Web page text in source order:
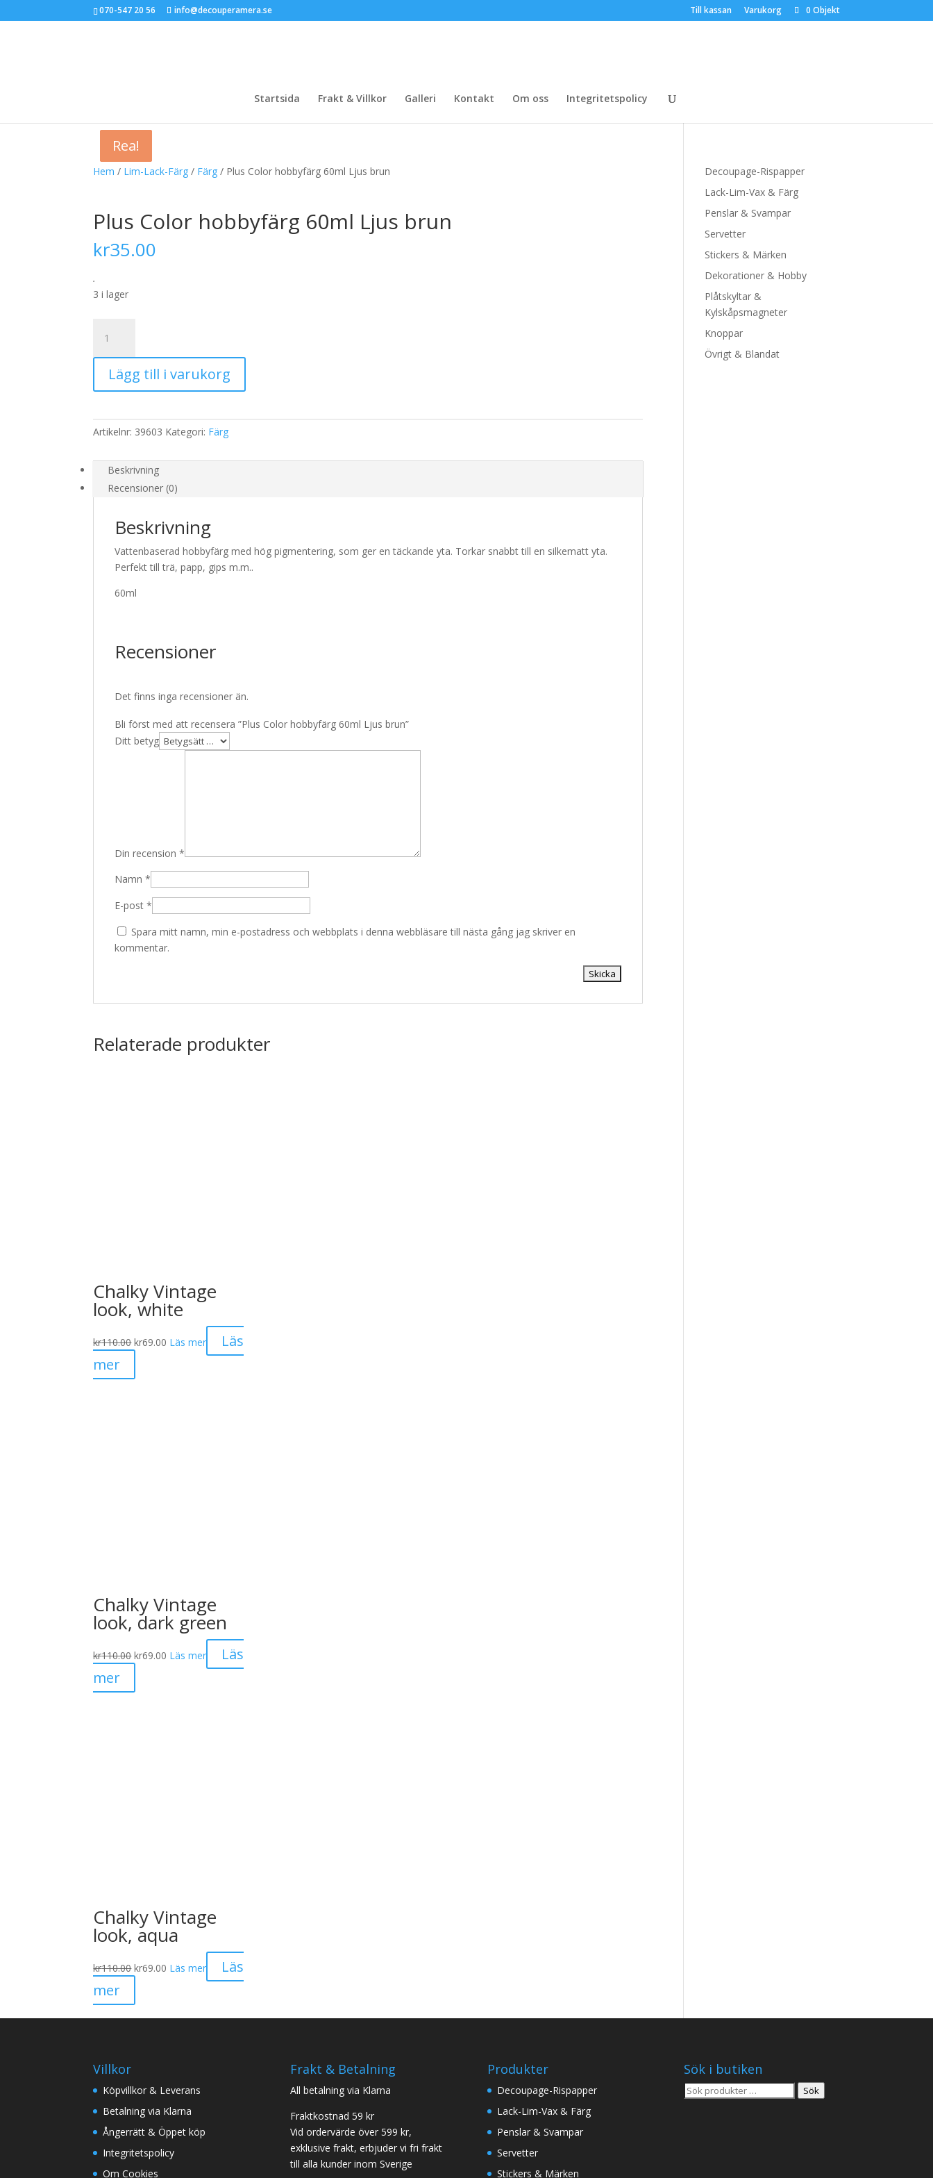
070-547 20 56 info@decouperamera.se Till kassan Varukorg 0 Objekt
Startsida Frakt & Villkor Galleri Kontakt Om oss Integritetspolicy
Hem / Lim-Lack-Färg / Färg / Plus Color hobbyfärg 60ml Ljus brun
Plus Color hobbyfärg 60ml Ljus brun
kr35.00
.
3 i lager
Color
hobbyfärg
60ml
Ljus
mängd
Lägg till i varukorg
Artikelnr: 39603 Kategori: Färg
Beskrivning
Recensioner (0)
Beskrivning
Vattenbaserad hobbyfärg med hög pigmentering, som ger en täckande yta. Torkar snabbt till en silkematt yta.
Perfekt till trä, papp, gips m.m..
60ml
Recensioner
Det finns inga recensioner än.
Bli först med att recensera ”Plus Color hobbyfärg 60ml Ljus brun”
Ditt betyg
Din recension*
Namn*
E-post*
Spara mitt namn, min e-postadress och webbplats i denna webbläsare till nästa gång jag skriver en
kommentar.
Relaterade produkter
Rea!
Chalky Vintage
look, white
kr110.00Det
ursprungliga
kr69.00 Det
nuvarande
Läs mer
Läs
mer
Rea!
Chalky Vintage
look, dark green
kr110.00Det
ursprungliga
kr69.00 Det
nuvarande
Läs mer
Läs
mer
Rea!
Chalky Vintage
look, aqua
kr110.00Det
ursprungliga
kr69.00 Det
nuvarande
Läs mer
Läs
mer
Decoupage-Rispapper
Lack-Lim-Vax & Färg
Penslar & Svampar
Servetter
Stickers & Märken
Dekorationer & Hobby
Plåtskyltar &
Kylskåpsmagneter
Knoppar
Övrigt & Blandat
Villkor
Köpvillkor & Leverans
Betalning via Klarna
Ångerrätt & Öppet köp
Integritetspolicy
Om Cookies
Frakt & Betalning
All betalning via Klarna
Fraktkostnad 59 kr
Vid ordervärde över 599 kr,
exklusive frakt, erbjuder vi fri frakt
till alla kunder inom Sverige
Produkter
Decoupage-Rispapper
Lack-Lim-Vax & Färg
Penslar & Svampar
Servetter
Stickers & Märken
Sök i butiken
Sök
Sök